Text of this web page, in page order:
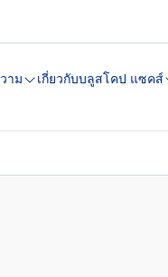
าม เกี่ยวกับบลูสโคป แซคส์